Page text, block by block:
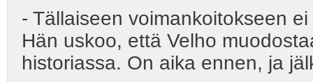
- Tällaiseen voimankoitokseen
Hän uskoo, että Velho
historiassa. On aika ennen, ja